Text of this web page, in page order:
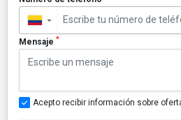
▼
Mensaje *
Acepto recibir información sobre